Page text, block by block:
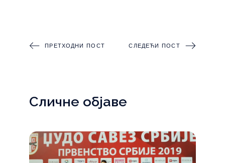
ПРЕТХОДНИ ПОСТ СЛЕДЕЋИ ПОСТ
Сличне објаве